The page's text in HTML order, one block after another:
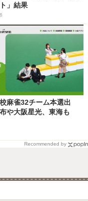
」結果
麻雀32チーム本選出
や大阪星光、東海も
Recommended by